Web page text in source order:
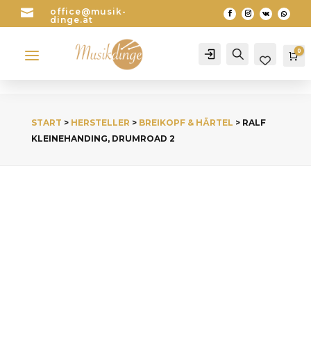

office@musik-
dinge.at
a Account Search 0
START > HERSTELLER > BREIKOPF & HÄRTEL > RALF
KLEINEHANDING, DRUMROAD 2